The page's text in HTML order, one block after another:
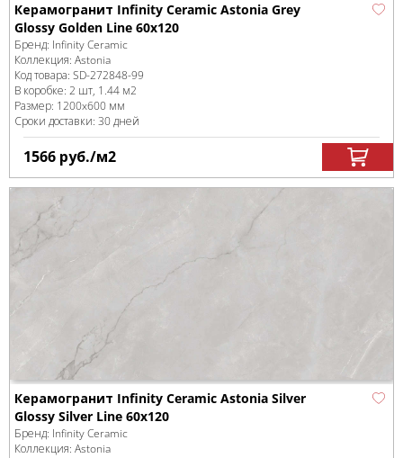
Керамогранит Infinity Ceramic Astonia Grey
Glossy Golden Line 60x120
Бренд: Infinity Ceramic
Коллекция: Astonia
Код товара: SD-272848-99
В коробке: 2 шт, 1.44 м2
Размер: 1200x600 мм
Сроки доставки: 30 дней
1566 руб./м2
Керамогранит Infinity Ceramic Astonia Silver
Glossy Silver Line 60x120
Бренд: Infinity Ceramic
Коллекция: Astonia